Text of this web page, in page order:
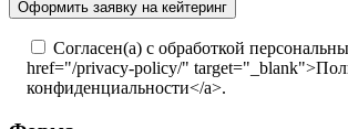
Согласен(а) с обработкой
href="/privacy-policy/"
конфиденциальности</a>.